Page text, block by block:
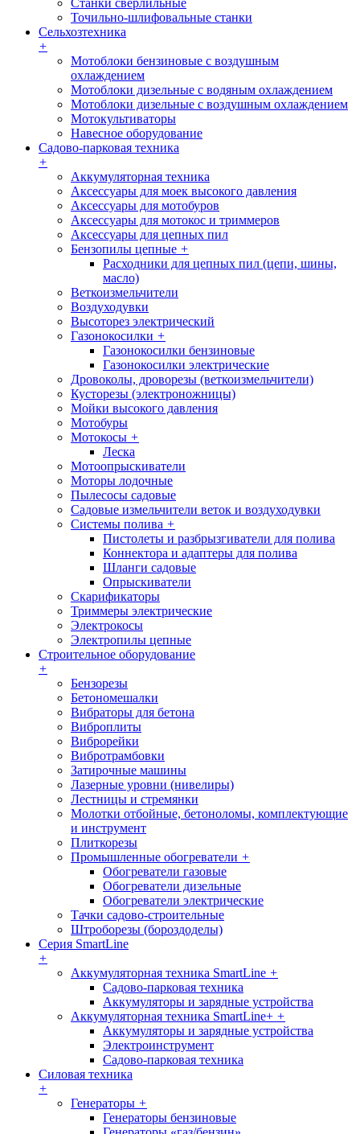
Станки сверлильные
Точильно-шлифовальные станки
Сельхозтехника
+
Мотоблоки бензиновые с воздушным
охлаждением
Мотоблоки дизельные с водяным охлаждением
Мотоблоки дизельные с воздушным охлаждением
Мотокультиваторы
Навесное оборудование
Садово-парковая техника
+
Аккумуляторная техника
Аксессуары для моек высокого давления
Аксессуары для мотобуров
Аксессуары для мотокос и триммеров
Аксессуары для цепных пил
Бензопилы цепные +
Расходники для цепных пил (цепи, шины,
масло)
Веткоизмельчители
Воздуходувки
Высоторез электрический
Газонокосилки +
Газонокосилки бензиновые
Газонокосилки электрические
Дровоколы, дроворезы (веткоизмельчители)
Кусторезы (электроножницы)
Мойки высокого давления
Мотобуры
Мотокосы +
Леска
Мотоопрыскиватели
Моторы лодочные
Пылесосы садовые
Садовые измельчители веток и воздуходувки
Системы полива +
Пистолеты и разбрызгиватели для полива
Коннектора и адаптеры для полива
Шланги садовые
Опрыскиватели
Скарификаторы
Триммеры электрические
Электрокосы
Электропилы цепные
Строительное оборудование
+
Бензорезы
Бетономешалки
Вибраторы для бетона
Виброплиты
Виброрейки
Вибротрамбовки
Затирочные машины
Лазерные уровни (нивелиры)
Лестницы и стремянки
Молотки отбойные, бетоноломы, комплектующие
и инструмент
Плиткорезы
Промышленные обогреватели +
Обогреватели газовые
Обогреватели дизельные
Обогреватели электрические
Тачки садово-строительные
Штроборезы (бороздоделы)
Серия SmartLine
+
Аккумуляторная техника SmartLine +
Садово-парковая техника
Аккумуляторы и зарядные устройства
Аккумуляторная техника SmartLine+ +
Аккумуляторы и зарядные устройства
Электроинструмент
Садово-парковая техника
Силовая техника
+
Генераторы +
Генераторы бензиновые